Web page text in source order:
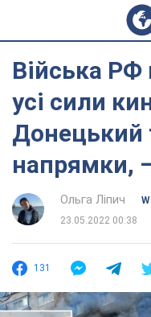
Війська РФ
усі сили
Донецький
напрямки,
Ольга Ліпич
23.05.2022 00:38
131